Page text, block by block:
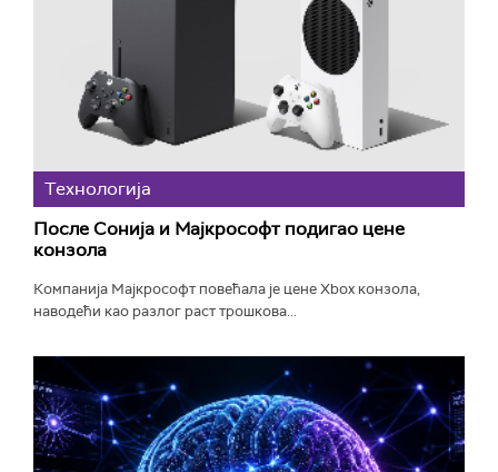
Технологијa
После Сонија и Мајкрософт подигао цене
конзола
Компанија Мајкрософт повећала је цене Xbox конзола,
наводећи као разлог раст трошкова...